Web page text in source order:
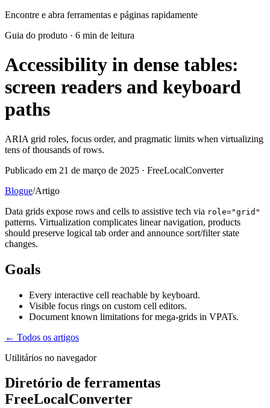
Encontre e abra ferramentas e páginas rapidamente
Guia do produto · 6 min de leitura
Accessibility in dense tables:
screen readers and keyboard
paths
ARIA grid roles, focus order, and pragmatic limits when virtualizing
tens of thousands of rows.
Publicado em 21 de março de 2025 · FreeLocalConverter
Blogue/Artigo
Data grids expose rows and cells to assistive tech via role="grid"
patterns. Virtualization complicates linear navigation, products
should preserve logical tab order and announce sort/filter state
changes.
Goals
Every interactive cell reachable by keyboard.
Visible focus rings on custom cell editors.
Document known limitations for mega-grids in VPATs.
← Todos os artigos
Utilitários no navegador
Diretório de ferramentas
FreeLocalConverter